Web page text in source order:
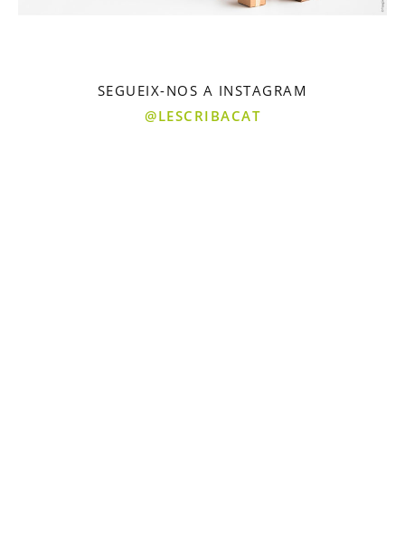
SEGUEIX-NOS A INSTAGRAM
@LESCRIBACAT